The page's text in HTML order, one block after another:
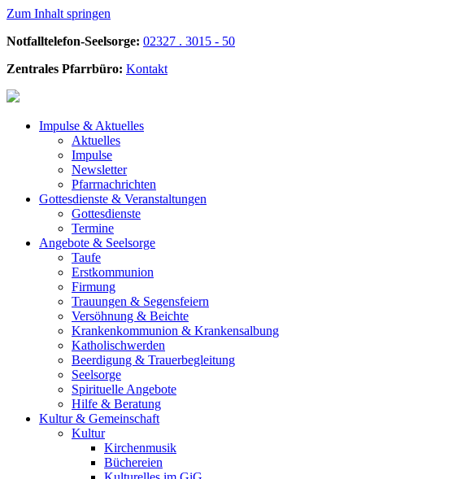
Zum Inhalt springen
Notfalltelefon-Seelsorge: 02327 . 3015 - 50
Zentrales Pfarrbüro: Kontakt
Impulse & Aktuelles
Aktuelles
Impulse
Newsletter
Pfarrnachrichten
Gottesdienste & Veranstaltungen
Gottesdienste
Termine
Angebote & Seelsorge
Taufe
Erstkommunion
Firmung
Trauungen & Segensfeiern
Versöhnung & Beichte
Krankenkommunion & Krankensalbung
Katholischwerden
Beerdigung & Trauerbegleitung
Seelsorge
Spirituelle Angebote
Hilfe & Beratung
Kultur & Gemeinschaft
Kultur
Kirchenmusik
Büchereien